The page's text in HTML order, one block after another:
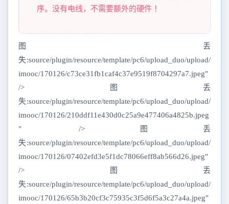
序。没有电线，不需要额外的硬件 ！
图丢
失:source/plugin/resource/template/pc6/upload_duo/upload/
imooc/170126/c73ce31fb1caf4c37e9519f8704297a7.jpeg"
/>图丢
失:source/plugin/resource/template/pc6/upload_duo/upload/
imooc/170126/210ddf11e430d0c25a9e477406a4825b.jpeg
" />图丢
失:source/plugin/resource/template/pc6/upload_duo/upload/
imooc/170126/07402efd3e5f1dc78066eff8ab566d26.jpeg"
/>图丢
失:source/plugin/resource/template/pc6/upload_duo/upload/
imooc/170126/65b3b20cf3c75935c3f5d6f5a3c27a4a.jpeg"